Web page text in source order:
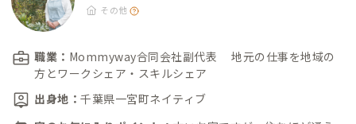
その他
職業： Mommyway合同会社副代表 地元の仕事を地域の
方とワークシェア・スキルシェア
出身地： 千葉県一宮町ネイティブ